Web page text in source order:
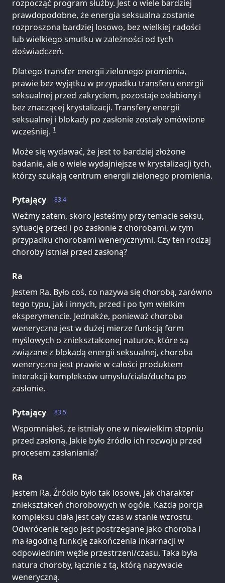
rozpocząć program służby. Jest o wiele bardziej
prawdopodobne, że energia seksualna zostanie
rozproszona bardziej losowo, bez wielkiej radości
lub wielkiego smutku w zależności od tych
doświadczeń.
Dlatego transfer energii zielonego promienia,
prawie bez wyjątku w przypadku transferu energii
seksualnej przed zakryciem, pozostaje osłabiony i
bez znaczącej krystalizacji. Transfery energii
seksualnej i blokady po zasłonie zostały omówione
wcześniej. 1
Może się wydawać, że jest to bardziej złożone
badanie, ale o wiele wydajniejsze w krystalizacji tych,
którzy szukają centrum energii zielonego promienia.
83.4
Pytający
Weźmy zatem, skoro jesteśmy przy temacie seksu,
sytuację przed i po zasłonie z chorobami, w tym
przypadku chorobami wenerycznymi. Czy ten rodzaj
choroby istniał przed zasłoną?
Ra
Jestem Ra. Było coś, co nazywa się chorobą, zarówno
tego typu, jak i innych, przed i po tym wielkim
eksperymencie. Jednakże, ponieważ choroba
weneryczna jest w dużej mierze funkcją form
myślowych o zniekształconej naturze, które są
związane z blokadą energii seksualnej, choroba
weneryczna jest prawie w całości produktem
interakcji kompleksów umysłu/ciała/ducha po
zasłonie.
83.5
Pytający
Wspomniałeś, że istniały one w niewielkim stopniu
przed zasłoną. Jakie było źródło ich rozwoju przed
procesem zasłaniania?
Ra
Jestem Ra. Źródło było tak losowe, jak charakter
zniekształceń chorobowych w ogóle. Każda porcja
kompleksu ciała jest cały czas w stanie wzrostu.
Odwrócenie tego jest postrzegane jako choroba i
ma łagodną funkcję zakończenia inkarnacji w
odpowiednim węźle przestrzeni/czasu. Taka była
natura choroby, łącznie z tą, którą nazywacie
weneryczną.